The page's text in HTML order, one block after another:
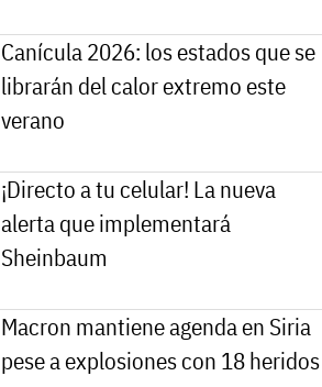
Canícula 2026: los estados que se
librarán del calor extremo este
verano
¡Directo a tu celular! La nueva
alerta que implementará
Sheinbaum
Macron mantiene agenda en Siria
pese a explosiones con 18 heridos